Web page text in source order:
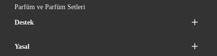
Parfüm ve Parfüm Setleri
Destek
Yasal